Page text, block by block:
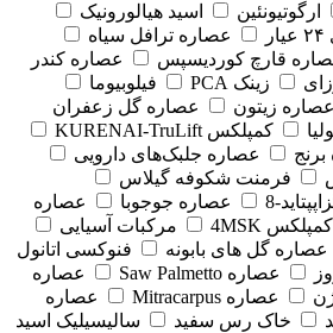
ارگوتیونئین
اسید هیالورونیک
عصاره ترافل سیاه
قارچ کوردیسپس
عصاره کندر
زینک PCA
فیلوبیوما
عصاره زیتون
عصاره گل زعفران
کمپلکس KURENAI-TruLift
عصاره جلبک‌های دارویی
فرمنت شکوفه گیلاس
8 عصاره جوجوبا
عصاره
کمپلکس 4MSK
مرکبات آسیایی
عصاره گل های بابونه
فنوکسی اتانول
عصاره Saw Palmetto
عصاره
عصاره Mitracarpus
عصاره
خاک رس سفید
سالیسیلیک اسید